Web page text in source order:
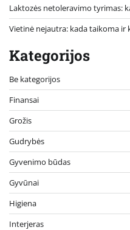
Laktozės netoleravimo tyrimas:
Vietinė nejautra: kada taikoma ir
Kategorijos
Be kategorijos
Finansai
Grožis
Gudrybės
Gyvenimo būdas
Gyvūnai
Higiena
Interjeras